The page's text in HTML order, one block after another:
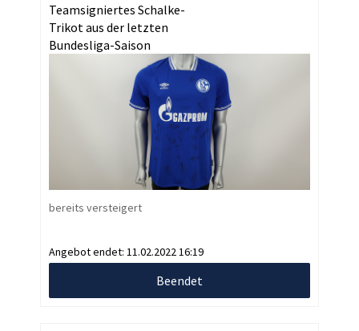
Teamsigniertes Schalke-
Trikot aus der letzten
Bundesliga-Saison
bereits versteigert
Angebot endet: 11.02.2022 16:19
Beendet